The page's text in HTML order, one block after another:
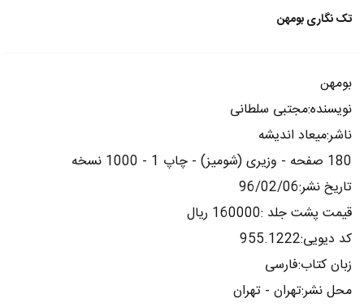
تک نگاری بومهن
بومهن
نویسنده:مجتبی سلطانی
ناشر:میعاد اندیشه
180 صفحه - وزیری (شومیز) - چاپ 1 - 1000 نسخه
تاریخ نشر:96/02/06
قیمت پشت جلد :160000 ریال
کد دیویی:955.1222
زبان کتاب:فارسی
محل نشر:تهران - تهران